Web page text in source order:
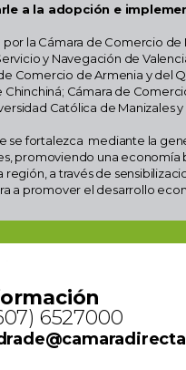
a la adopción e
la Cámara de Comercio de
y Navegación de
de Comercio de Armenia y del
Cámara de
Católica de Manizales y
se fortalezca mediante la
promoviendo una
región, a través de
a promover el desarrollo
6527000